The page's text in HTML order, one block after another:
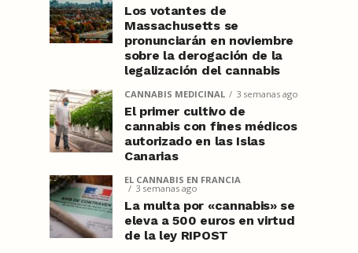
Los votantes de
Massachusetts se
pronunciarán en noviembre
sobre la derogación de la
legalización del cannabis
CANNABIS MEDICINAL 3 semanas ago
El primer cultivo de
cannabis con fines médicos
autorizado en las Islas
Canarias
EL CANNABIS EN FRANCIA
3 semanas ago
La multa por «cannabis» se
eleva a 500 euros en virtud
de la ley RIPOST